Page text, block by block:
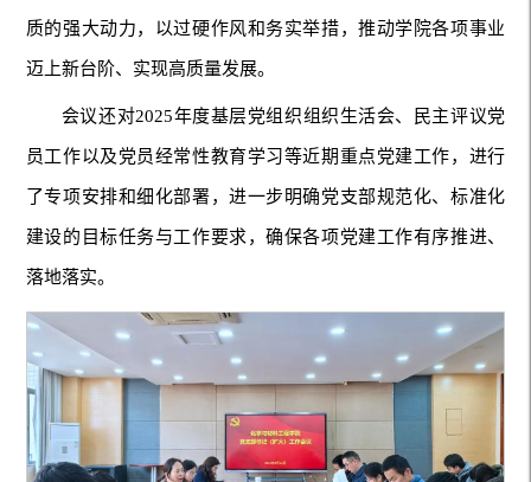
质的强大动力，以过硬作风和务实举措，推动学院各项事业
迈上新台阶、实现高质量发展。
会议还对2025年度基层党组织组织生活会、民主评议党
员工作以及党员经常性教育学习等近期重点党建工作，进行
了专项安排和细化部署，进一步明确党支部规范化、标准化
建设的目标任务与工作要求，确保各项党建工作有序推进、
落地落实。